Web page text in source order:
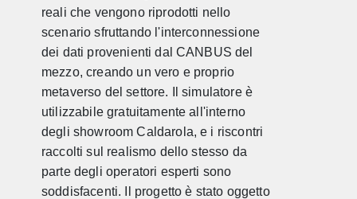
reali che vengono riprodotti nello
scenario sfruttando l'interconnessione
dei dati provenienti dal CANBUS del
mezzo, creando un vero e proprio
metaverso del settore. Il simulatore è
utilizzabile gratuitamente all'interno
degli showroom Caldarola, e i riscontri
raccolti sul realismo dello stesso da
parte degli operatori esperti sono
soddisfacenti. Il progetto è stato oggetto